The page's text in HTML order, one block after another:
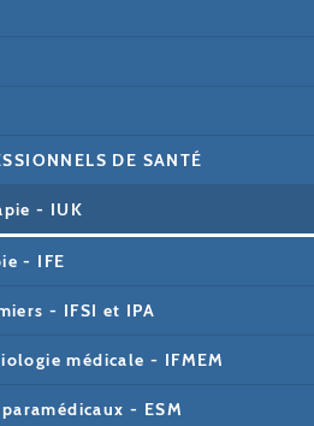
DE SANTÉ
- IUK
- IFE
- IFSI et IPA
médicale - IFMEM
- ESM